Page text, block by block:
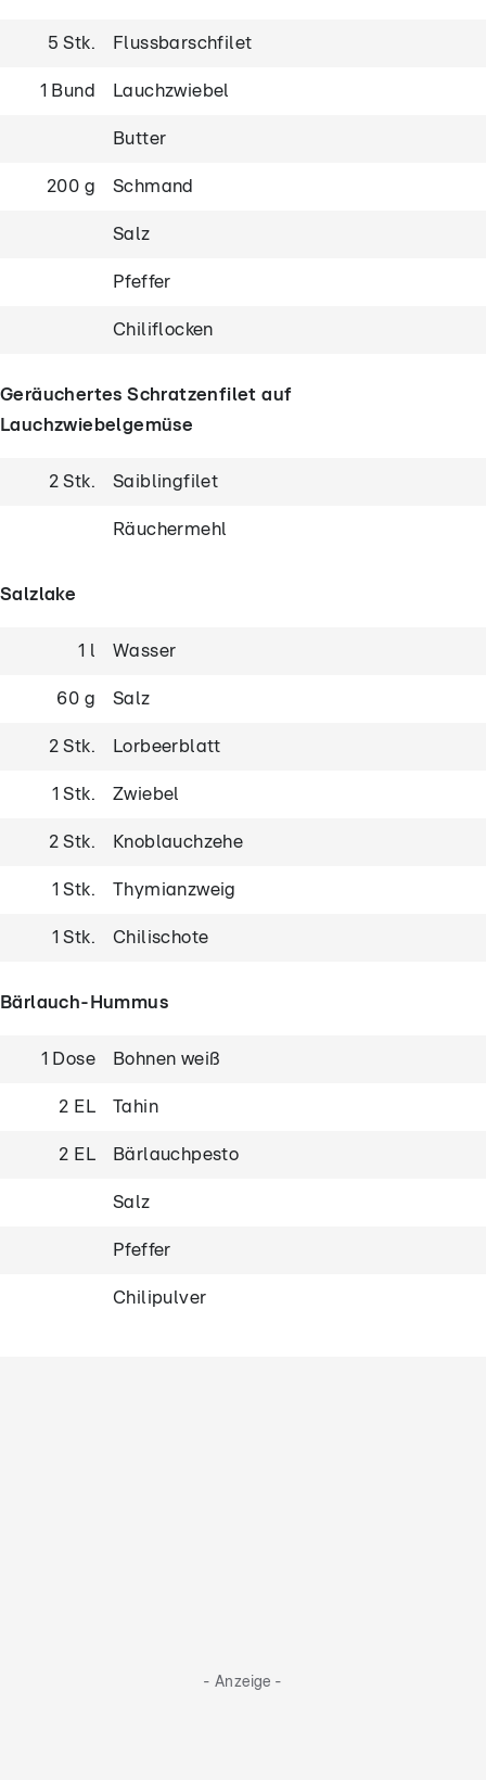
5 Stk. Flussbarschfilet
1 Bund Lauchzwiebel
Butter
200 g Schmand
Salz
Pfeffer
Chiliflocken
Geräuchertes Schratzenfilet auf
Lauchzwiebelgemüse
2 Stk. Saiblingfilet
Räuchermehl
Salzlake
1 l Wasser
60 g Salz
2 Stk. Lorbeerblatt
1 Stk. Zwiebel
2 Stk. Knoblauchzehe
1 Stk. Thymianzweig
1 Stk. Chilischote
Bärlauch-Hummus
1 Dose Bohnen weiß
2 EL Tahin
2 EL Bärlauchpesto
Salz
Pfeffer
Chilipulver
- Anzeige -